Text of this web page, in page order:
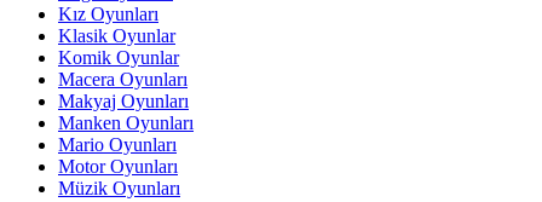
Kız Oyunları
Klasik Oyunlar
Komik Oyunlar
Macera Oyunları
Makyaj Oyunları
Manken Oyunları
Mario Oyunları
Motor Oyunları
Müzik Oyunları